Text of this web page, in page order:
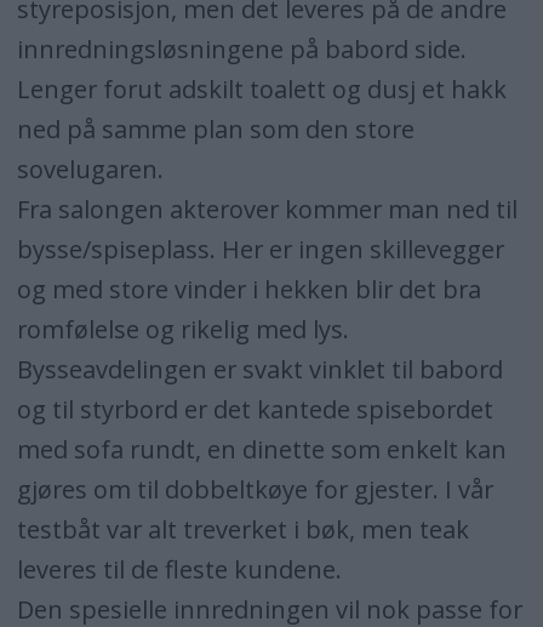
styreposisjon, men det leveres på de andre
innredningsløsningene på babord side.
Lenger forut adskilt toalett og dusj et hakk
ned på samme plan som den store
sovelugaren.
Fra salongen akterover kommer man ned til
bysse/spiseplass. Her er ingen skillevegger
og med store vinder i hekken blir det bra
romfølelse og rikelig med lys.
Bysseavdelingen er svakt vinklet til babord
og til styrbord er det kantede spisebordet
med sofa rundt, en dinette som enkelt kan
gjøres om til dobbeltkøye for gjester. I vår
testbåt var alt treverket i bøk, men teak
leveres til de fleste kundene.
Den spesielle innredningen vil nok passe for